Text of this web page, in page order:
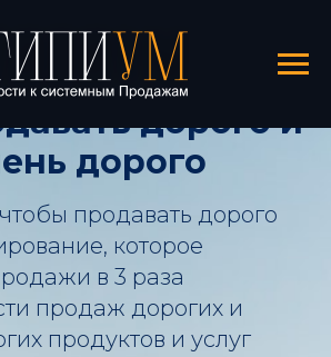
бесплатный
вебинар:
дорого и
дорого
продавать дорого
которое
в 3 раза
продаж дорогих и
продуктов и услуг